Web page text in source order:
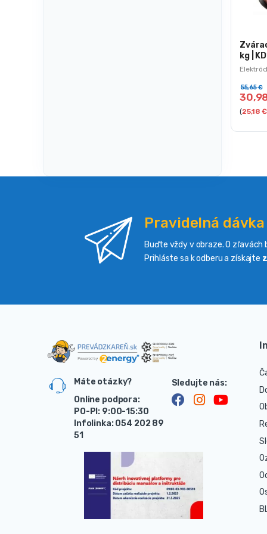
kg |
55,65€
(25,18€
Pravidelná
Buďte vždy v obraze. O zľavách
Prihláste sa k odberu a získajte
Máte otázky?
Online podpora:
PO-PI: 9:00-15:30
Infolinka: 054 202 89
51